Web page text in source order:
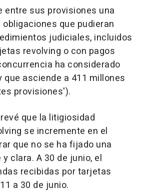
entre sus provisiones una
que pudieran
judiciales, incluidos
revolving o con pagos
ha considerado
que asciende a 411 millones
provisiones').
que la litigiosidad
se incremente en el
que no se ha fijado una
clara. A 30 de junio, el
recibidas por tarjetas
a 30 de junio.